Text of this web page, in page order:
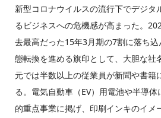
新型コロナウイルスの流行下でデジタ
るビジネスへの危機感が高まった。
去最高だった15年3月期の7割に落ち
態転換を進める旗印として、大胆な社
元では半数以上の従業員が新聞や書籍
る。電気自動車（EV）用電池や半導
的重点事業に掲げ、印刷インキのイメ